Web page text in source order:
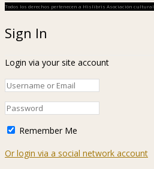
Todos los derechos pertenecen a Hislibris Asociación cultural
Sign In
Login via your site account
Remember Me
Or login via a social network account